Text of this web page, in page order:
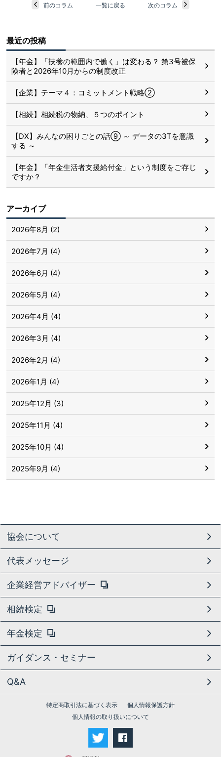
前のコラム 一覧に戻る 次のコラム
最近の投稿
【年金】「扶養の範囲内で働く」は変わる？ 第3号被保
険者と2026年10月からの制度改正
【企業】テーマ４：コミットメント戦略②
【相続】相続税の物納、５つのポイント
【DX】みんなの困りごとの話⑨ ～ データの3Tを意識
する ～
【年金】「年金生活者支援給付金」という制度をご存じ
ですか？
アーカイブ
2026年8月 (2)
2026年7月 (4)
2026年6月 (4)
2026年5月 (4)
2026年4月 (4)
2026年3月 (4)
2026年2月 (4)
2026年1月 (4)
2025年12月 (3)
2025年11月 (4)
2025年10月 (4)
2025年9月 (4)
協会について
代表メッセージ
企業経営アドバイザー
相続検定
年金検定
ガイダンス・セミナー
Q&A
特定商取引法に基づく表示
個人情報保護方針
個人情報の取り扱いについて
facebook